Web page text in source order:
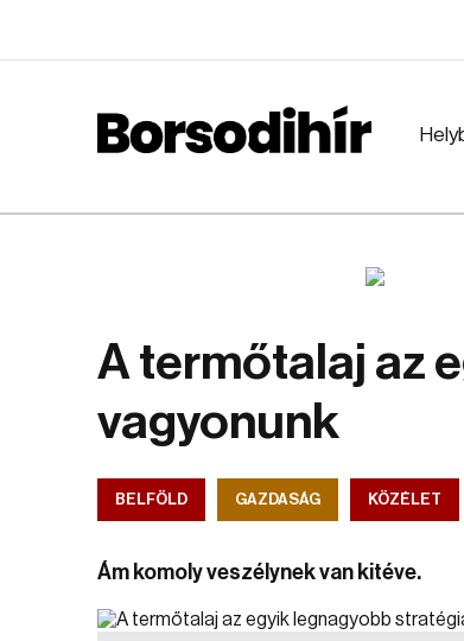
A termőtalaj az
vagyonunk
BELFÖLD GAZDASÁG KÖZÉLET
Ám komoly veszélynek van kitéve.